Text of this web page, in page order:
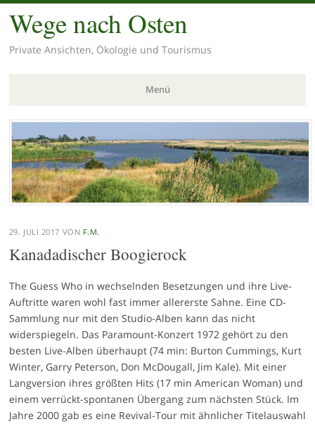
Wege nach Osten
Private Ansichten, Ökologie und Tourismus
Menü
Zum
Inhalt
springen
29. JULI 2017 VON F.M.
Kanadadischer Boogierock
The Guess Who in wechselnden Besetzungen und ihre Live-
Auftritte waren wohl fast immer allererste Sahne. Eine CD-
Sammlung nur mit den Studio-Alben kann das nicht
widerspiegeln. Das Paramount-Konzert 1972 gehört zu den
besten Live-Alben überhaupt (74 min: Burton Cummings, Kurt
Winter, Garry Peterson, Don McDougall, Jim Kale). Mit einer
Langversion ihres größten Hits (17 min American Woman) und
einem verrückt-spontanen Übergang zum nächsten Stück. Im
Jahre 2000 gab es eine Revival-Tour mit ähnlicher Titelauswahl